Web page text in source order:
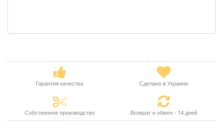
Гарантия качества Сделано в Украине
Собственное производство Возврат и обмен - 14 дней